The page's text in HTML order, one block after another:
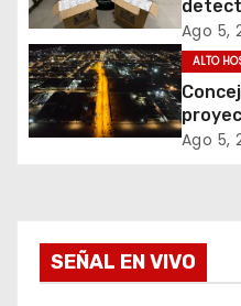
d
e
e
r
Ago 5,
ALTO
Ago 5,
SEÑAL EN VIVO